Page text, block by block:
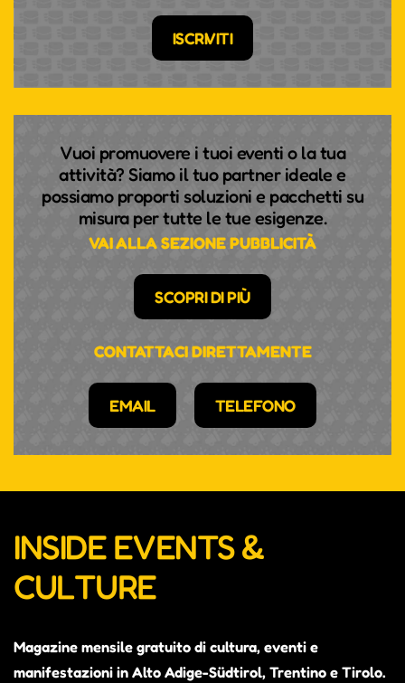
ISCRIVITI
Vuoi promuovere i tuoi eventi o la tua
attività? Siamo il tuo partner ideale e
possiamo proporti soluzioni e pacchetti su
misura per tutte le tue esigenze.
VAI ALLA SEZIONE PUBBLICITÀ
SCOPRI DI PIÙ
CONTATTACI DIRETTAMENTE
EMAIL TELEFONO
INSIDE EVENTS &
CULTURE
Magazine mensile gratuito di cultura, eventi e
manifestazioni in Alto Adige-Südtirol, Trentino e Tirolo.